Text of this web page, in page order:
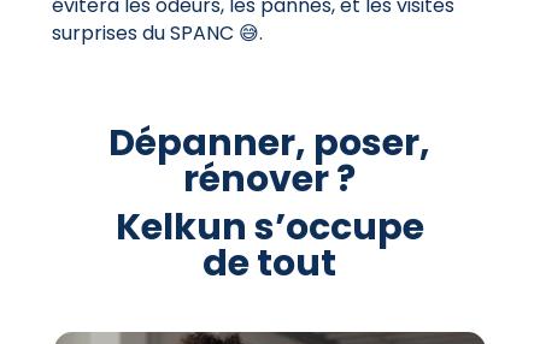
surprises du SPANC 😅.
Dépanner, poser,
rénover ?
Kelkun s’occupe
de tout